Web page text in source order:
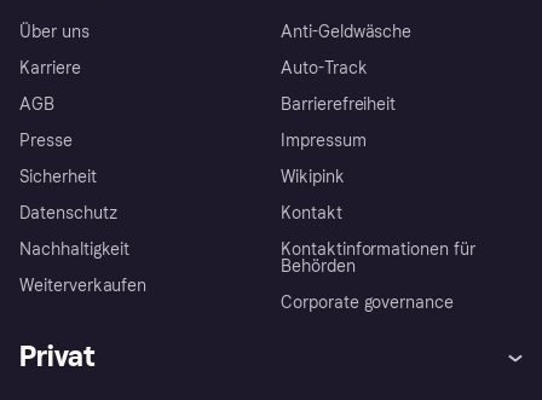
Über uns
Karriere
AGB
Presse
Sicherheit
Datenschutz
Nachhaltigkeit
Weiterverkaufen
Anti-Geldwäsche
Auto-Track
Barrierefreiheit
Impressum
Wikipink
Kontakt
Kontaktinformationen für
Behörden
Corporate governance
Privat